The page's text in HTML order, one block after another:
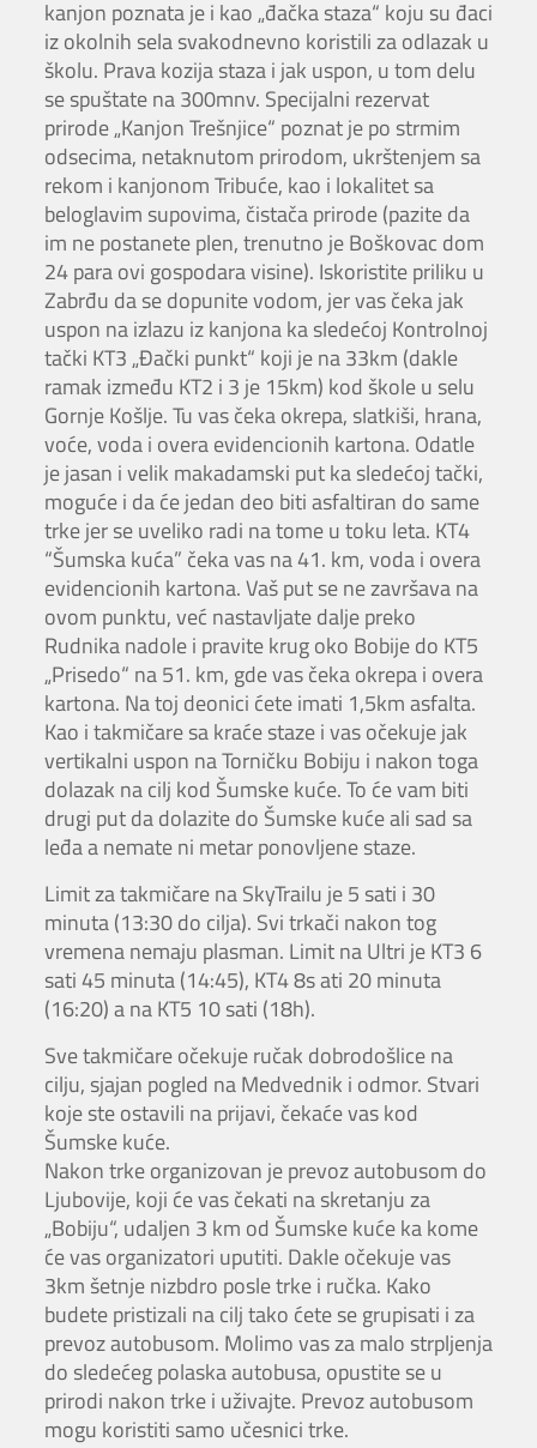
kanjon poznata je i kao „đačka staza“ koju su đaci
iz okolnih sela svakodnevno koristili za odlazak u
školu. Prava kozija staza i jak uspon, u tom delu
se spuštate na 300mnv. Specijalni rezervat
prirode „Kanjon Trešnjice“ poznat je po strmim
odsecima, netaknutom prirodom, ukrštenjem sa
rekom i kanjonom Tribuće, kao i lokalitet sa
beloglavim supovima, čistača prirode (pazite da
im ne postanete plen, trenutno je Boškovac dom
24 para ovi gospodara visine). Iskoristite priliku u
Zabrđu da se dopunite vodom, jer vas čeka jak
uspon na izlazu iz kanjona ka sledećoj Kontrolnoj
tački KT3 „Đački punkt“ koji je na 33km (dakle
ramak između KT2 i 3 je 15km) kod škole u selu
Gornje Košlje. Tu vas čeka okrepa, slatkiši, hrana,
voće, voda i overa evidencionih kartona. Odatle
je jasan i velik makadamski put ka sledećoj tački,
moguće i da će jedan deo biti asfaltiran do same
trke jer se uveliko radi na tome u toku leta. KT4
“Šumska kuća” čeka vas na 41. km, voda i overa
evidencionih kartona. Vaš put se ne završava na
ovom punktu, već nastavljate dalje preko
Rudnika nadole i pravite krug oko Bobije do KT5
„Prisedo“ na 51. km, gde vas čeka okrepa i overa
kartona. Na toj deonici ćete imati 1,5km asfalta.
Kao i takmičare sa kraće staze i vas očekuje jak
vertikalni uspon na Torničku Bobiju i nakon toga
dolazak na cilj kod Šumske kuće. To će vam biti
drugi put da dolazite do Šumske kuće ali sad sa
leđa a nemate ni metar ponovljene staze.
Limit za takmičare na SkyTrailu je 5 sati i 30
minuta (13:30 do cilja). Svi trkači nakon tog
vremena nemaju plasman. Limit na Ultri je KT3 6
sati 45 minuta (14:45), KT4 8s ati 20 minuta
(16:20) a na KT5 10 sati (18h).
Sve takmičare očekuje ručak dobrodošlice na
cilju, sjajan pogled na Medvednik i odmor. Stvari
koje ste ostavili na prijavi, čekaće vas kod
Šumske kuće.
Nakon trke organizovan je prevoz autobusom do
Ljubovije, koji će vas čekati na skretanju za
„Bobiju“, udaljen 3 km od Šumske kuće ka kome
će vas organizatori uputiti. Dakle očekuje vas
3km šetnje nizbdro posle trke i ručka. Kako
budete pristizali na cilj tako ćete se grupisati i za
prevoz autobusom. Molimo vas za malo strpljenja
do sledećeg polaska autobusa, opustite se u
prirodi nakon trke i uživajte. Prevoz autobusom
mogu koristiti samo učesnici trke.